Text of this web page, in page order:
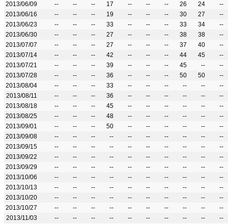
2013/06/09
-- -- -- 17 -- -- -- 26 24
--
2013/06/16
-- -- -- 19 -- -- -- 30 27
--
2013/06/23
-- -- -- 33 -- -- -- 33 34
--
2013/06/30
-- -- -- 27 -- -- -- 38 38
--
2013/07/07
-- -- -- 27 -- -- -- 37 40
--
2013/07/14
-- -- -- 42 -- -- -- 44 45
--
2013/07/21
-- -- -- 39 -- -- -- 45 --
--
2013/07/28
-- -- -- 36 -- -- -- 50 50
--
2013/08/04
-- -- -- 33 -- -- -- -- --
--
2013/08/11
-- -- -- 36 -- -- -- -- --
--
2013/08/18
-- -- -- 45 -- -- -- -- --
--
2013/08/25
-- -- -- 48 -- -- -- -- --
--
2013/09/01
-- -- -- 50 -- -- -- -- --
--
2013/09/08
-- -- -- -- -- -- -- -- --
--
2013/09/15
-- -- -- -- -- -- -- -- --
--
2013/09/22
-- -- -- -- -- -- -- -- --
--
2013/09/29
-- -- -- -- -- -- -- -- --
--
2013/10/06
-- -- -- -- -- -- -- -- --
--
2013/10/13
-- -- -- -- -- -- -- -- --
--
2013/10/20
-- -- -- -- -- -- -- -- --
--
2013/10/27
-- -- -- -- -- -- -- -- --
--
2013/11/03
-- -- -- -- -- -- -- -- --
--